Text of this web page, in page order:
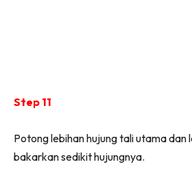
Step 11
Potong lebihan hujung tali utama dan
bakarkan sedikit hujungnya.